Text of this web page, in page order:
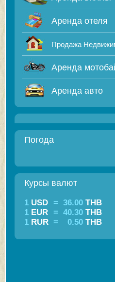
Аренда отеля
Продажа
Аренда
Аренда авто
Погода
Курсы валют
1 USD = 36.00 THB
1 EUR = 40.30 THB
1 RUR = 0.50 THB